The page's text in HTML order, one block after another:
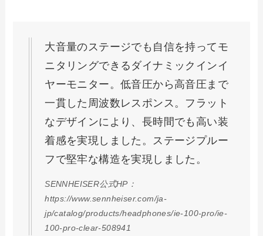
大音量のステージでも自信を持ってモ
ニタリングできるダイナミックインイ
ヤーモニター。低音圧から高音圧まで
一貫した周波数レスポンス。フラット
なデザインにより、長時間でも高い装
着感を実現しました。ステージプルー
フで堅牢な構造を実現しました。
SENNHEISER公式HP：
https://www.sennheiser.com/ja-
jp/catalog/products/headphones/ie-100-pro/ie-
100-pro-clear-508941